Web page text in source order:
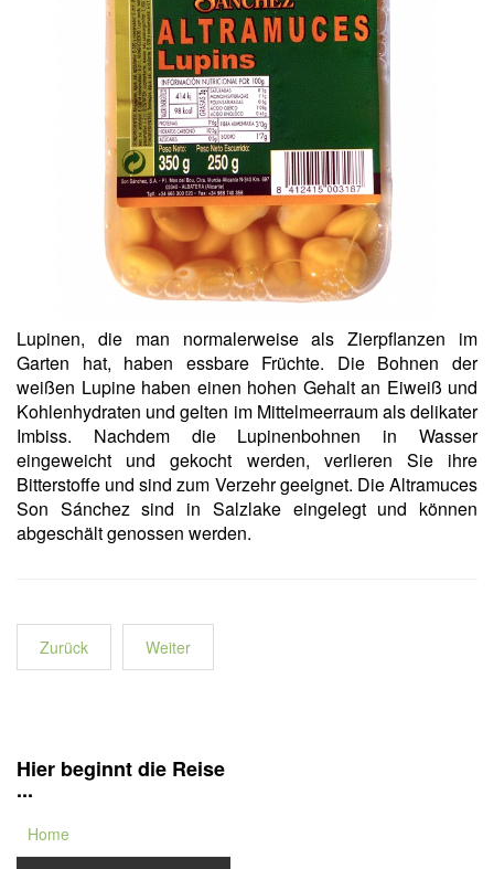
Lupinen, die man normalerweise als Zierpflanzen im
Garten hat, haben essbare Früchte. Die Bohnen der
weißen Lupine haben einen hohen Gehalt an Eiweiß und
Kohlenhydraten und gelten im Mittelmeerraum als delikater
Imbiss. Nachdem die Lupinenbohnen in Wasser
eingeweicht und gekocht werden, verlieren Sie ihre
Bitterstoffe und sind zum Verzehr geeignet. Die Altramuces
Son Sánchez sind in Salzlake eingelegt und können
abgeschält genossen werden.
Zurück Weiter
Hier beginnt die Reise
...
Home